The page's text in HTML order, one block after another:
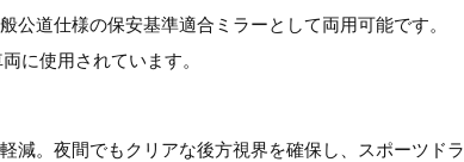
道仕様の保安基準適合ミラーとして両用可能です。
に使用されています。
減。夜間でもクリアな後方視界を確保し、スポーツドラ